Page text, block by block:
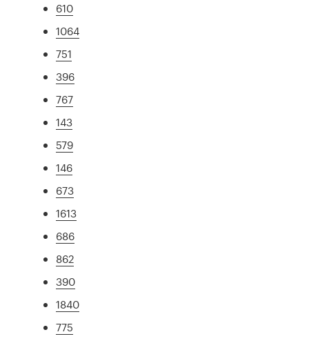
610
1064
751
396
767
143
579
146
673
1613
686
862
390
1840
775